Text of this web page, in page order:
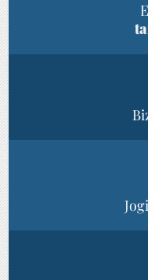
Jogi